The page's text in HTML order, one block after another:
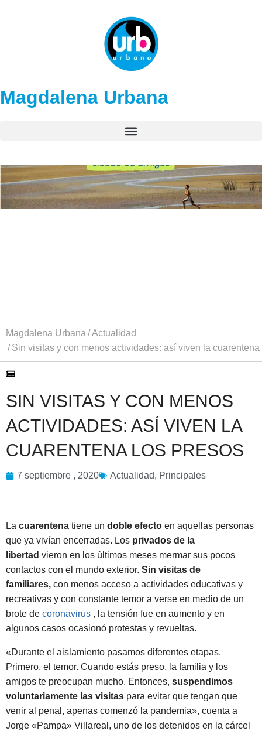
Magdalena Urbana
Magdalena Urbana
Actualidad
Sin visitas y con menos actividades: así viven la
SIN VISITAS Y CON MENOS
ACTIVIDADES: ASÍ VIVEN LA
CUARENTENA LOS PRESOS
7 septiembre , 2020 Actualidad, Principales
La cuarentena tiene un doble efecto en aquellas personas
que ya vivían encerradas. Los privados de la
libertad vieron en los últimos meses mermar sus pocos
contactos con el mundo exterior. Sin visitas de
familiares, con menos acceso a actividades educativas y
recreativas y con constante temor a verse en medio de un
brote de coronavirus , la tensión fue en aumento y en
algunos casos ocasionó protestas y revueltas.
«Durante el aislamiento pasamos diferentes etapas.
Primero, el temor. Cuando estás preso, la familia y los
amigos te preocupan mucho. Entonces, suspendimos
voluntariamente las visitas para evitar que tengan que
venir al penal, apenas comenzó la pandemia», cuenta a
Jorge «Pampa» Villareal, uno de los detenidos en la cárcel